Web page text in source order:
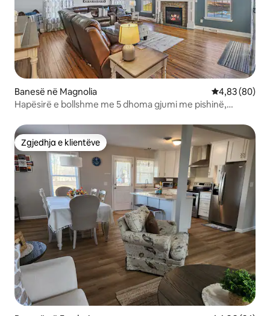
Banesë në Magnolia Vlerësimi
4,83 (80)
Hapësirë e bollshme me 5 dhoma gjumi me pishinë,
Zgjedhja e klientëve
Zgjedhja e klientëve